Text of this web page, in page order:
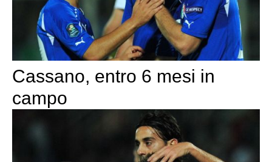
Cassano, entro 6 mesi in
campo